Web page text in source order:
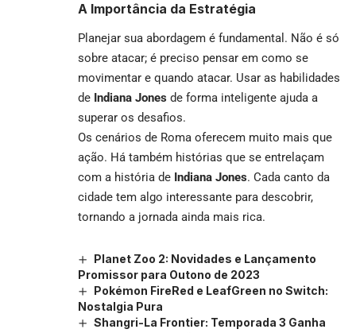
A Importância da Estratégia
Planejar sua abordagem é fundamental. Não é só
sobre atacar; é preciso pensar em como se
movimentar e quando atacar. Usar as habilidades
de Indiana Jones de forma inteligente ajuda a
superar os desafios.
Os cenários de Roma oferecem muito mais que
ação. Há também histórias que se entrelaçam
com a história de Indiana Jones. Cada canto da
cidade tem algo interessante para descobrir,
tornando a jornada ainda mais rica.
Planet Zoo 2: Novidades e Lançamento
Promissor para Outono de 2023
Pokémon FireRed e LeafGreen no Switch:
Nostalgia Pura
Shangri-La Frontier: Temporada 3 Ganha